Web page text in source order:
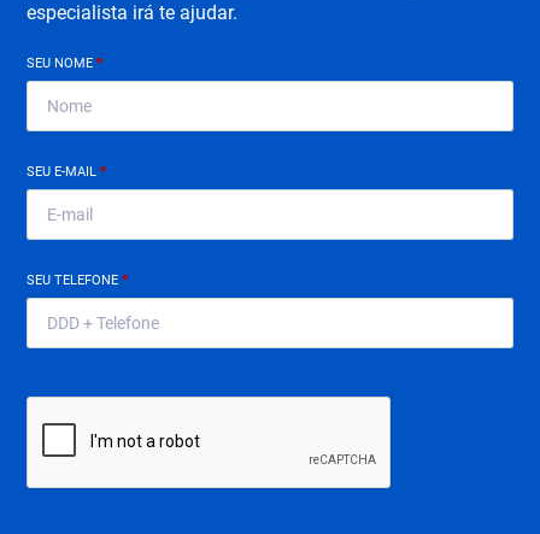
especialista irá te ajudar.
SEU NOME*
SEU E-MAIL*
SEU TELEFONE*